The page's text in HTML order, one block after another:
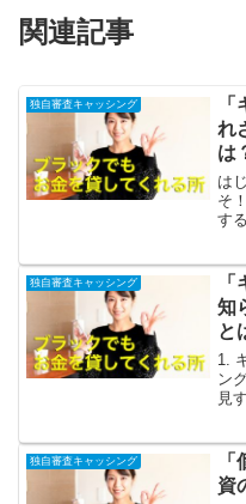
関連記事
独自審査キャッシング
れ
は
は
そ
す
も
変
生
い
独自審査キャッシング
知
と
1.
ン
見
す
す
の
の
独自審査キャッシング
資